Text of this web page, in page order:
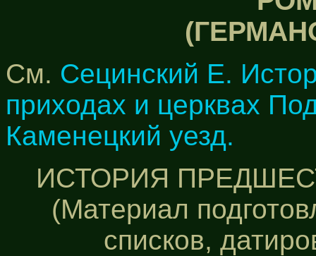
См. Сецинский Е.
приходах и церквах
Каменецкий уезд.
ИСТОРИЯ
(Материал
списков,